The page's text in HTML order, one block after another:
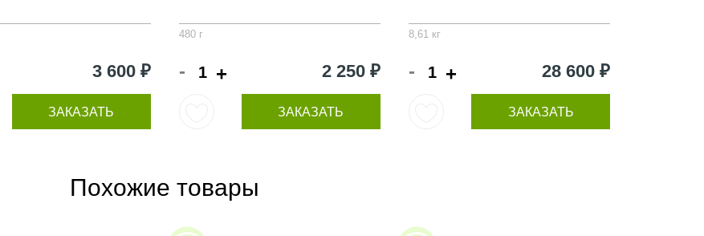
3 600 ₽
ЗАКАЗАТЬ
480 г
- + 2 250 ₽
ЗАКАЗАТЬ
8,61 кг
- + 28 600 ₽
ЗАКАЗАТЬ
Похожие товары